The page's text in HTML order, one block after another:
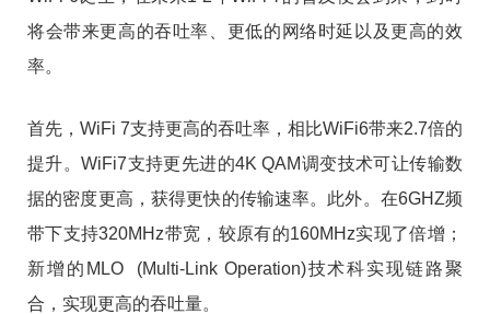
将会带来更高的吞吐率、更低的网络时延以及更高的效
率。
首先，WiFi 7支持更高的吞吐率，相比WiFi6带来2.7倍的
提升。WiFi7支持更先进的4K QAM调变技术可让传输数
据的密度更高，获得更快的传输速率。此外。在6GHZ频
带下支持320MHz带宽，较原有的160MHz实现了倍增；
新增的MLO (Multi-Link Operation)技术科实现链路聚
合，实现更高的吞吐量。